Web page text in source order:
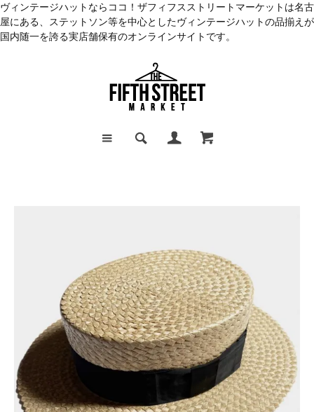
ヴィンテージハットならココ！ザフィフスストリートマーケットは名古
屋にある、ステットソン等を中心としたヴィンテージハットの品揃えが
国内随一を誇る実店舗保有のオンラインサイトです。